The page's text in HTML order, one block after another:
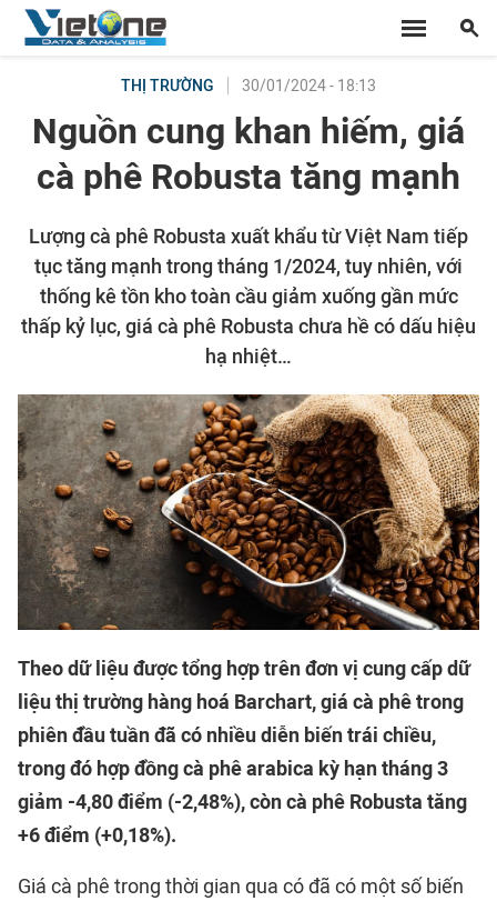
THỊ TRƯỜNG 30/01/2024 - 18:13
Nguồn cung khan hiếm, giá
cà phê Robusta tăng mạnh
Lượng cà phê Robusta xuất khẩu từ Việt Nam tiếp
tục tăng mạnh trong tháng 1/2024, tuy nhiên, với
thống kê tồn kho toàn cầu giảm xuống gần mức
thấp kỷ lục, giá cà phê Robusta chưa hề có dấu hiệu
hạ nhiệt…
Theo dữ liệu được tổng hợp trên đơn vị cung cấp dữ
liệu thị trường hàng hoá Barchart, giá cà phê trong
phiên đầu tuần đã có nhiều diễn biến trái chiều,
trong đó hợp đồng cà phê arabica kỳ hạn tháng 3
giảm -4,80 điểm (-2,48%), còn cà phê Robusta tăng
+6 điểm (+0,18%).
Giá cà phê trong thời gian qua có đã có một số biến